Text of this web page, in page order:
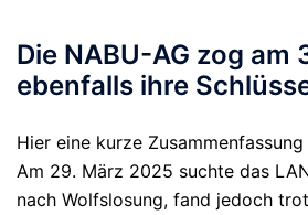
Die NABU-AG zog am
ebenfalls ihre
Hier eine kurze
Am 29. März 2025 suchte das
nach Wolfslosung, fand jedoch